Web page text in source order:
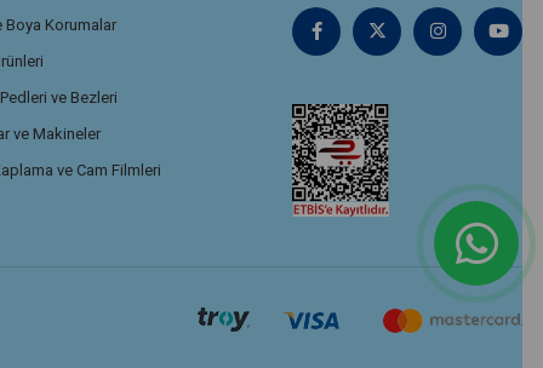
Boya Korumalar
ve Bezleri
ve Makineler
ve Cam Filmleri